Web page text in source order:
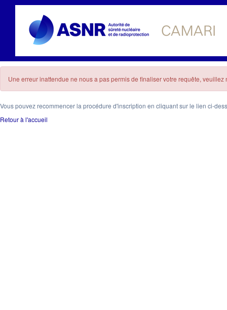
Une erreur inattendue ne nous a pas permis de finaliser votre requête,
Vous pouvez recommencer la procédure d'inscription en cliquant sur le lien ci-
Retour à l'accueil